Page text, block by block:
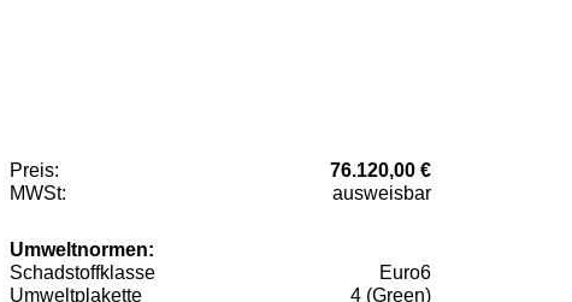
Preis:
76.120,00 €
MWSt:
ausweisbar
Umweltnormen:
Schadstoffklasse
Euro6
Umweltplakette
4 (Green)